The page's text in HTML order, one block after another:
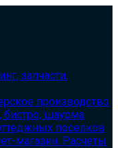
запчасти,
производство
бистро, шаурма
поселков
магазин. Расчеты